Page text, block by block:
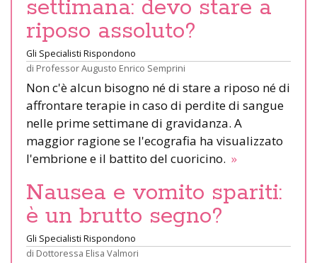
settimana: devo stare a
riposo assoluto?
Gli Specialisti Rispondono
di Professor Augusto Enrico Semprini
Non c'è alcun bisogno né di stare a riposo né di
affrontare terapie in caso di perdite di sangue
nelle prime settimane di gravidanza. A
maggior ragione se l'ecografia ha visualizzato
l'embrione e il battito del cuoricino. »
Nausea e vomito spariti:
è un brutto segno?
Gli Specialisti Rispondono
di Dottoressa Elisa Valmori